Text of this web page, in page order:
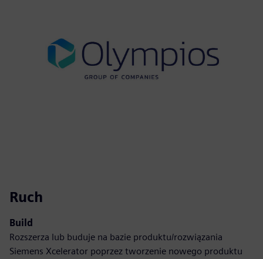
Ruch
Build
Rozszerza lub buduje na bazie produktu/rozwiązania
Siemens Xcelerator poprzez tworzenie nowego produktu